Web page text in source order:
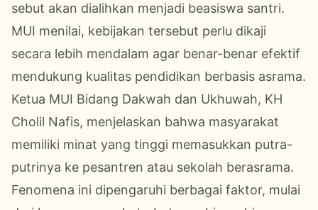
sebut akan dialihkan menjadi beasiswa santri.
MUI menilai, kebijakan tersebut perlu dikaji
secara lebih mendalam agar benar-benar efektif
mendukung kualitas pendidikan berbasis asrama.
Ketua MUI Bidang Dakwah dan Ukhuwah, KH
Cholil Nafis, menjelaskan bahwa masyarakat
memiliki minat yang tinggi memasukkan putra-
putrinya ke pesantren atau sekolah berasrama.
Fenomena ini dipengaruhi berbagai faktor, mulai